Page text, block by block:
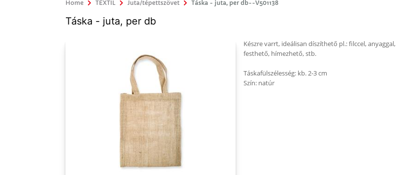
Home TEXTIL Juta/tépettszövet Táska - juta, per db--V501138
Táska - juta, per db
Készre varrt, ideálisan díszíthető pl.: filccel, anyaggal,
festhető, hímezhető, stb.
Táskafülszélesség: kb. 2-3 cm
Szín: natúr